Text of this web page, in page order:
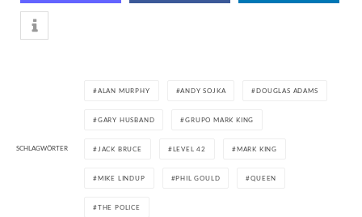
SCHLAGWÖRTER
ALAN MURPHY ANDY SOJKA DOUGLAS ADAMS
GARY HUSBAND GRUPO MARK KING
JACK BRUCE LEVEL 42 MARK KING
MIKE LINDUP PHIL GOULD QUEEN
THE POLICE